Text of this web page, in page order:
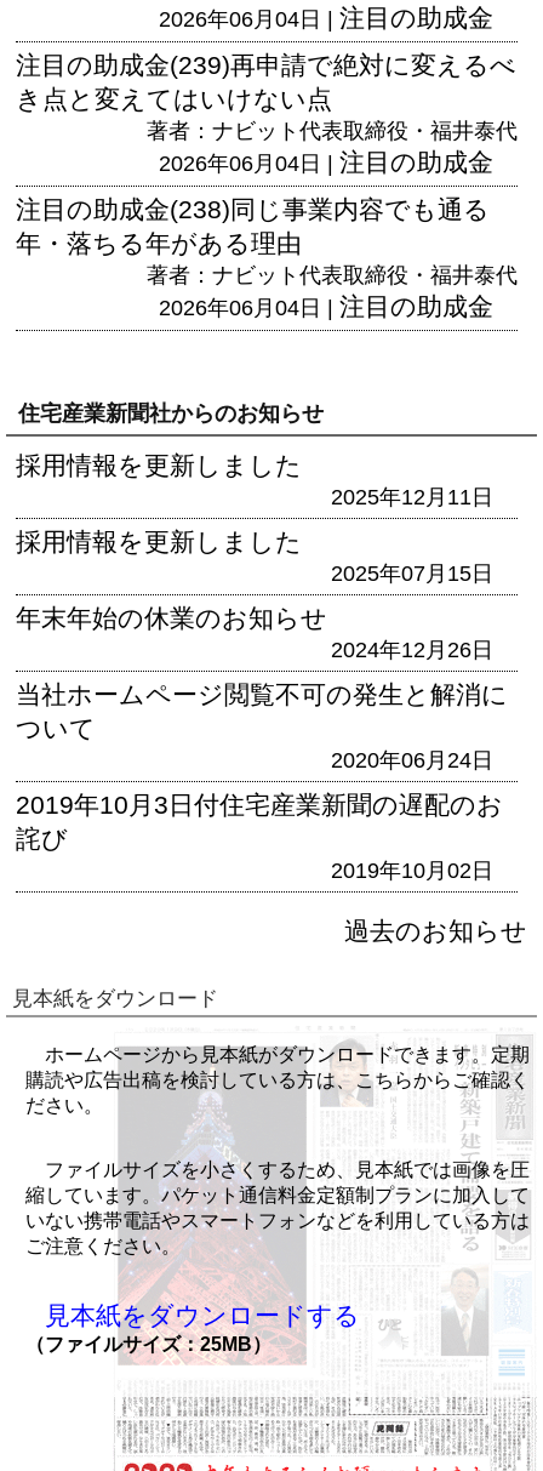
2026年06月04日 | 注目の助成金
注目の助成金(239)再申請で絶対に変えるべ
き点と変えてはいけない点
著者：ナビット代表取締役・福井泰代
2026年06月04日 | 注目の助成金
注目の助成金(238)同じ事業内容でも通る
年・落ちる年がある理由
著者：ナビット代表取締役・福井泰代
2026年06月04日 | 注目の助成金
住宅産業新聞社からのお知らせ
採用情報を更新しました
2025年12月11日
採用情報を更新しました
2025年07月15日
年末年始の休業のお知らせ
2024年12月26日
当社ホームページ閲覧不可の発生と解消に
ついて
2020年06月24日
2019年10月3日付住宅産業新聞の遅配のお
詫び
2019年10月02日
過去のお知らせ
見本紙をダウンロード
ホームページから見本紙がダウンロードできます。定期
購読や広告出稿を検討している方は、こちらからご確認く
ださい。
ファイルサイズを小さくするため、見本紙では画像を圧
縮しています。パケット通信料金定額制プランに加入して
いない携帯電話やスマートフォンなどを利用している方は
ご注意ください。
見本紙をダウンロードする
（ファイルサイズ：25MB）